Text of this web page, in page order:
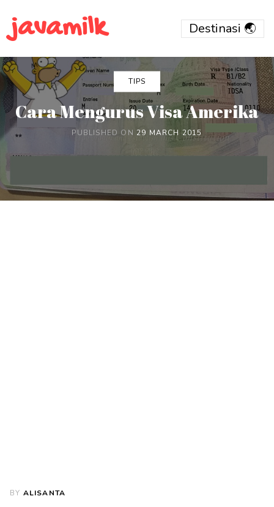
javamilk
TIPS
Cara Mengurus Visa Amerika
PUBLISHED ON 29 MARCH 2015
BY ALISANTA